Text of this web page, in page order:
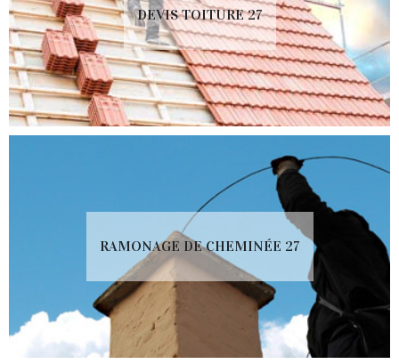
DEVIS TOITURE 27
RAMONAGE DE CHEMINÉE 27